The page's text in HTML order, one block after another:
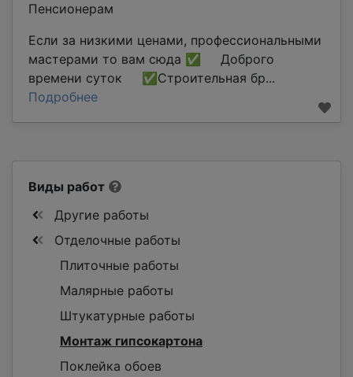
Пенсионерам
Если за низкими ценами, профессиональными
мастерами то вам сюда ✅ Доброго
времени суток ✅Строительная бр...
Подробнее
Виды работ
Другие работы
Отделочные работы
Плиточные работы
Малярные работы
Штукатурные работы
Монтаж гипсокартона
Поклейка обоев